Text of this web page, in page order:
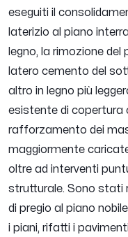
eseguiti il
laterizio al piano
legno, la rimozione
latero cemento del
altro in legno più
esistente di copertura
rafforzamento dei
maggiormente
oltre ad interventi
strutturale. Sono stati
di pregio al piano
i piani, rifatti i